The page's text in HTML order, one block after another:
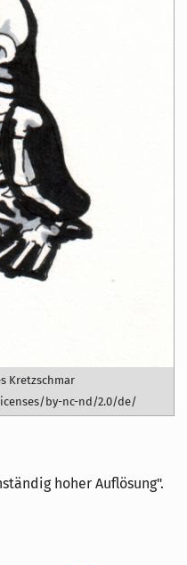
Kretzschmar
by-nc-nd/2.0/de/
hoher Auflösung".